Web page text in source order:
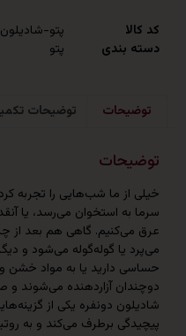
پتو-شادیلون
پتو
توضیحات تکمیلی
ما شب‌هایی را تجربه کرده‌ایم که
استخوان می‌رسد، یا آنقدر سنگین
گاهی هم بعد از چند
گوله‌گوله می‌شود و دیگر حس راحتی
یا به مواد خشن واکنش
آزاردهنده می‌شوند و صبح‌ها با
دونفره یکی از گزینه‌هایی است که
برطرف می‌کند و به روتین خواب